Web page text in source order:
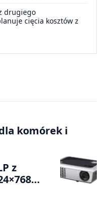
drugiego
cięcia kosztów z
komórek i
z